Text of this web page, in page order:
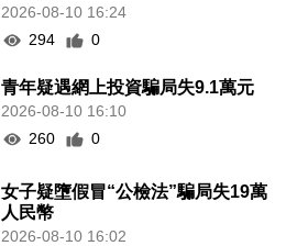
2026-08-10 16:24
294
0
青年疑遇網上投資騙局失9.1萬元
2026-08-10 16:10
260
0
女子疑墮假冒“公檢法”騙局失19萬
人民幣
2026-08-10 16:02